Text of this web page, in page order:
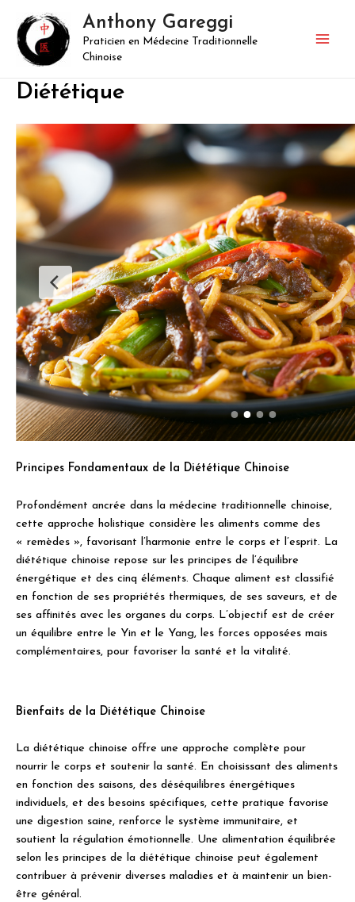
contenu
Anthony Gareggi
Praticien en Médecine Traditionnelle
Chinoise
Diététique
Principes Fondamentaux de la Diététique Chinoise
Profondément ancrée dans la médecine traditionnelle chinoise,
cette approche holistique considère les aliments comme des
« remèdes », favorisant l’harmonie entre le corps et l’esprit. La
diététique chinoise repose sur les principes de l’équilibre
énergétique et des cinq éléments. Chaque aliment est classifié
en fonction de ses propriétés thermiques, de ses saveurs, et de
ses affinités avec les organes du corps. L’objectif est de créer
un équilibre entre le Yin et le Yang, les forces opposées mais
complémentaires, pour favoriser la santé et la vitalité.
Bienfaits de la Diététique Chinoise
La diététique chinoise offre une approche complète pour
nourrir le corps et soutenir la santé. En choisissant des aliments
en fonction des saisons, des déséquilibres énergétiques
individuels, et des besoins spécifiques, cette pratique favorise
une digestion saine, renforce le système immunitaire, et
soutient la régulation émotionnelle. Une alimentation équilibrée
selon les principes de la diététique chinoise peut également
contribuer à prévenir diverses maladies et à maintenir un bien-
être général.